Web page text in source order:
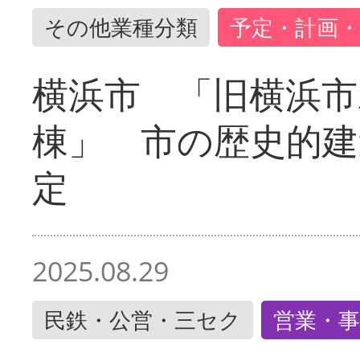
その他業種分類 予定・計画
横浜市 「旧横浜
棟」 市の歴史的
定
2025.08.29
民鉄・公営・三セク 営業・